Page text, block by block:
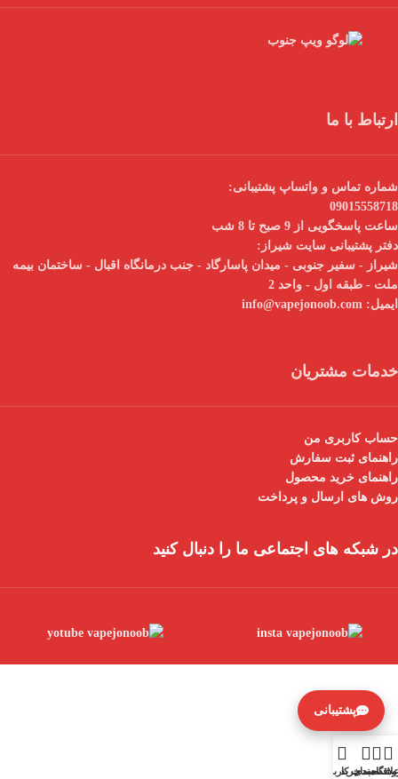
ارتباط با ما
شماره تماس و واتساپ پشتیبانی:
09015558718
ساعت پاسخگویی از 9 صبح تا 8 شب
دفتر پشتیبانی سایت شیراز:
شیراز - سفیر جنوبی - میدان پاسارگاد - جنب درمانگاه اقبال - ساختمان بیمه
ملت - طبقه اول - واحد 2
ایمیل:
خدمات مشتریان
حساب کاربری من
راهنمای ثبت سفارش
راهنمای خرید محصول
روش های ارسال و پرداخت
در شبکه های اجتماعی ما را دنبال کنید
مندی
سبد خرید
حساب کاربری من
پشتیبانی